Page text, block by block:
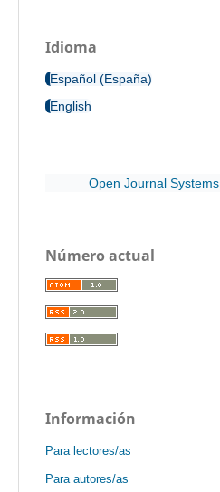
Idioma
Español (España)
English
Open Journal Systems
Número actual
Información
Para lectores/as
Para autores/as